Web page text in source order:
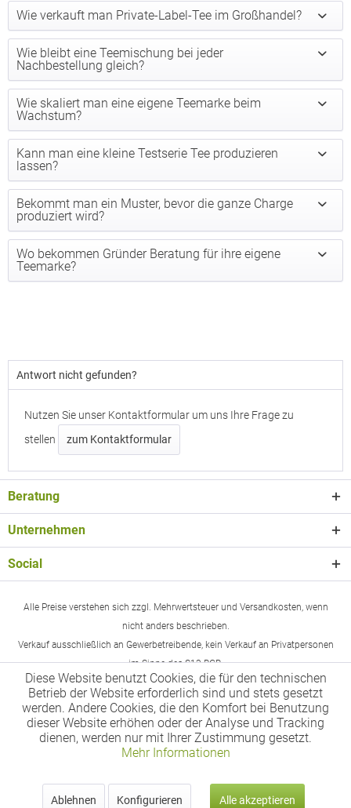
Wie verkauft man Private-Label-Tee im Großhandel?
Wie bleibt eine Teemischung bei jeder
Nachbestellung gleich?
Wie skaliert man eine eigene Teemarke beim
Wachstum?
Kann man eine kleine Testserie Tee produzieren
lassen?
Bekommt man ein Muster, bevor die ganze Charge
produziert wird?
Wo bekommen Gründer Beratung für ihre eigene
Teemarke?
Antwort nicht gefunden?
Nutzen Sie unser Kontaktformular um uns Ihre Frage zu
stellen
zum Kontaktformular
Beratung
Unternehmen
Social
Alle Preise verstehen sich zzgl. Mehrwertsteuer und Versandkosten, wenn
nicht anders beschrieben.
Verkauf ausschließlich an Gewerbetreibende, kein Verkauf an Privatpersonen
im Sinne des §13 BGB.
Diese Website benutzt Cookies, die für den technischen
Betrieb der Website erforderlich sind und stets gesetzt
werden. Andere Cookies, die den Komfort bei Benutzung
dieser Website erhöhen oder der Analyse und Tracking
dienen, werden nur mit Ihrer Zustimmung gesetzt.
Mehr Informationen
Ablehnen Konfigurieren Alle akzeptieren